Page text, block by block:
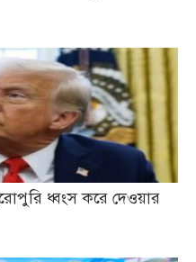
ধ্বংস করে দেওয়ার